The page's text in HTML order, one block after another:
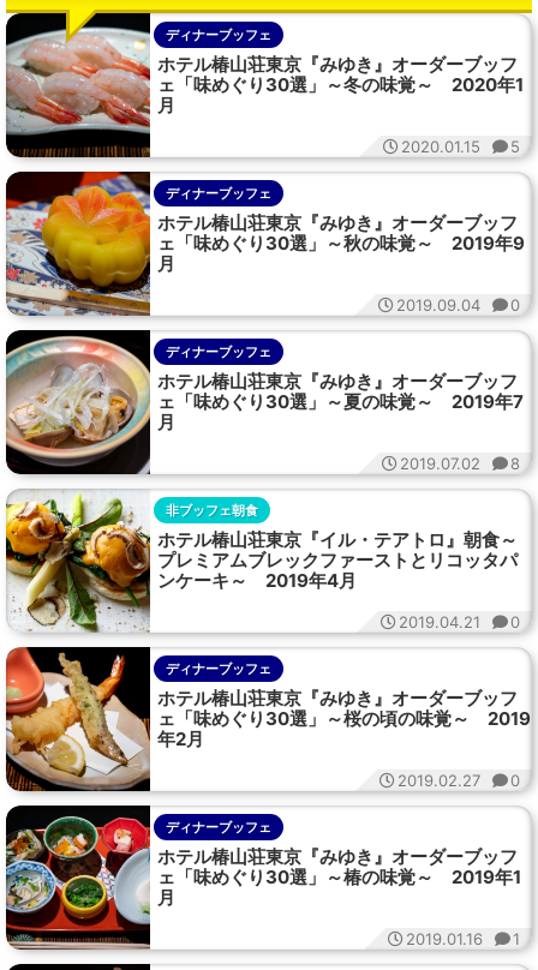
ディナーブッフェ
ホテル椿山荘東京『みゆき』オーダーブッフ
ェ「味めぐり30選」～冬の味覚～ 2020年1
月
2020.01.15 5
ディナーブッフェ
ホテル椿山荘東京『みゆき』オーダーブッフ
ェ「味めぐり30選」～秋の味覚～ 2019年9
月
2019.09.04 0
ディナーブッフェ
ホテル椿山荘東京『みゆき』オーダーブッフ
ェ「味めぐり30選」～夏の味覚～ 2019年7
月
2019.07.02 8
非ブッフェ朝食
ホテル椿山荘東京『イル・テアトロ』朝食～
プレミアムブレックファーストとリコッタパ
ンケーキ～ 2019年4月
2019.04.21 0
ディナーブッフェ
ホテル椿山荘東京『みゆき』オーダーブッフ
ェ「味めぐり30選」～桜の頃の味覚～ 2019
年2月
2019.02.27 0
ディナーブッフェ
ホテル椿山荘東京『みゆき』オーダーブッフ
ェ「味めぐり30選」～椿の味覚～ 2019年1
月
2019.01.16 1